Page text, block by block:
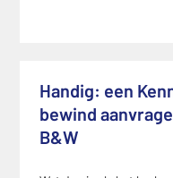
Handig: een
bewind
B&W